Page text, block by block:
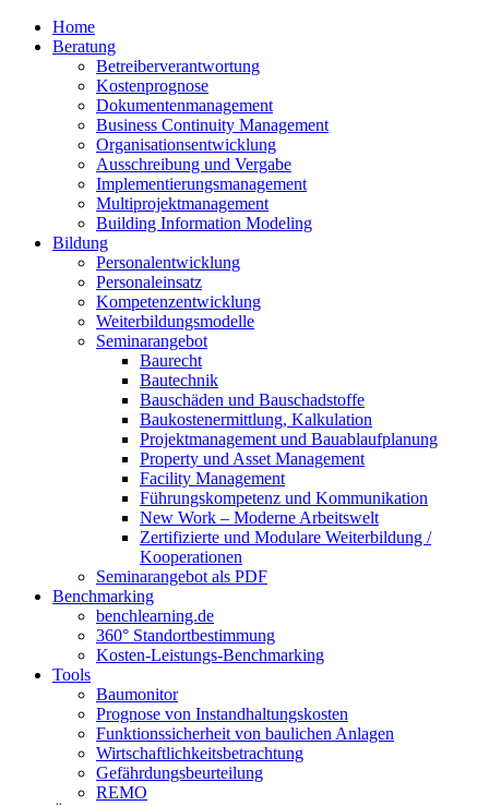
Home
Beratung
Betreiberverantwortung
Kostenprognose
Dokumentenmanagement
Business Continuity Management
Organisationsentwicklung
Ausschreibung und Vergabe
Implementierungsmanagement
Multiprojektmanagement
Building Information Modeling
Bildung
Personalentwicklung
Personaleinsatz
Kompetenzentwicklung
Weiterbildungsmodelle
Seminarangebot
Baurecht
Bautechnik
Bauschäden und Bauschadstoffe
Baukostenermittlung, Kalkulation
Projektmanagement und Bauablaufplanung
Property und Asset Management
Facility Management
Führungskompetenz und Kommunikation
New Work – Moderne Arbeitswelt
Zertifizierte und Modulare Weiterbildung /
Kooperationen
Seminarangebot als PDF
Benchmarking
benchlearning.de
360° Standortbestimmung
Kosten-Leistungs-Benchmarking
Tools
Baumonitor
Prognose von Instandhaltungskosten
Funktionssicherheit von baulichen Anlagen
Wirtschaftlichkeitsbetrachtung
Gefährdungsbeurteilung
REMO